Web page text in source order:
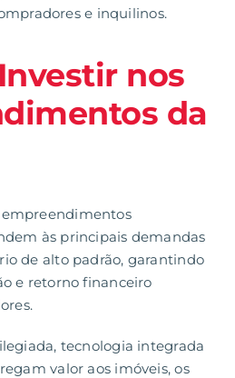
e inquilinos.
nos
da
empreendimentos
às principais demandas
de alto padrão, garantindo
e retorno financeiro
tecnologia integrada
valor aos imóveis, os